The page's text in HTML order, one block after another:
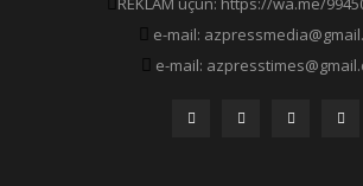
e-mail:
e-mail: